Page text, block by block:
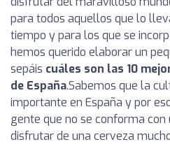
para todos aquellos que lo
tiempo y para los que se
hemos querido elaborar un
sepáis cuáles son las 10
de España.Sabemos que la
importante en España y por
gente que no se conforma
disfrutar de una cerveza